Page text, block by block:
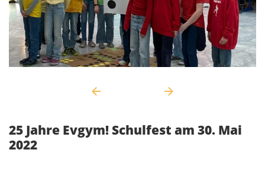
25 Jahre Evgym! Schulfest am 30. Mai
2022